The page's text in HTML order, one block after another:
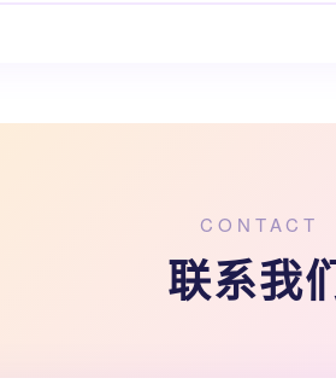
CONTACT
联系我